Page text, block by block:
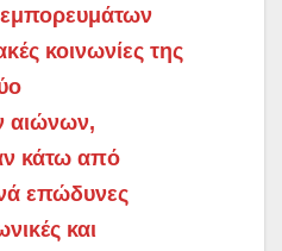
κοινωνίες της
αιώνων,
κάτω από
επώδυνες
και